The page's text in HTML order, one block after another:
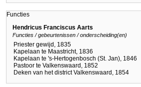
Functies
Hendricus Franciscus Aarts
Functies / gebeurtenissen / onderscheiding(en)
Priester gewijd, 1835
Kapelaan te Maastricht, 1836
Kapelaan te 's-Hertogenbosch (St. Jan), 1846
Pastoor te Valkenswaard, 1852
Deken van het district Valkenswaard, 1854